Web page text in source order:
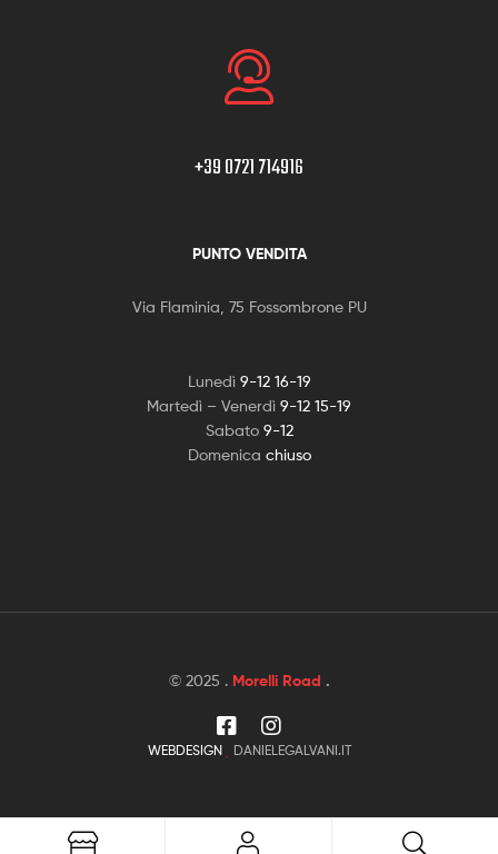
+39 0721 714916
PUNTO VENDITA
Via Flaminia, 75 Fossombrone PU
Lunedì 9-12 16-19
Martedì – Venerdì 9-12 15-19
Sabato 9-12
Domenica chiuso
© 2025 . Morelli Road .
WEBDESIGN DANIELEGALVANI.IT